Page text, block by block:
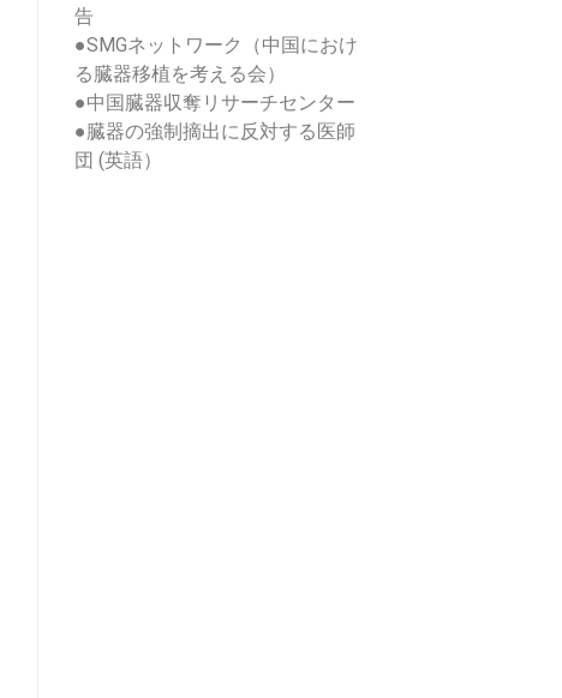
告
●SMGネットワーク（中国におけ
る臓器移植を考える会）
●中国臓器収奪リサーチセンター
●臓器の強制摘出に反対する医師
団 (英語）